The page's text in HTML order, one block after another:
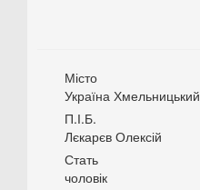
Місто
Україна Хмельницький
П.І.Б.
Лєкарєв Олексій
Стать
чоловік